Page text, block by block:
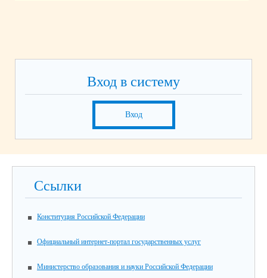
Вход в систему
Вход
Ссылки
Конституция Российской Федерации
Официальный интернет-портал государственных услуг
Министерство образования и науки Российской Федерации